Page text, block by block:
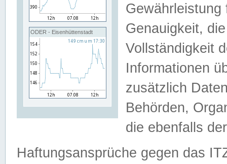
ODER - Eisenhüttenstadt
Genauigkeit,
Vollständigkeit
Informationen
zusätzlich
Behörden,
die ebenfalls
Haftungsansprüche gegen das